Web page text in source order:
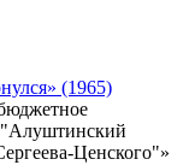
(1965)
"Алуштинский
Ценского"»